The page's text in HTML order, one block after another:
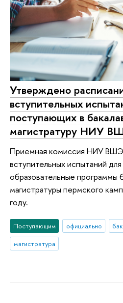
Утверждено
вступительных
поступающих в
магистратуру НИУ
Приемная комиссия НИУ ВШЭ
вступительных испытаний
образовательные программы
магистратуры пермского
году.
Поступающим официально
магистратура